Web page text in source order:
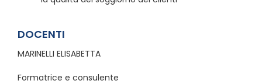
DOCENTI
MARINELLI ELISABETTA
Formatrice e consulente